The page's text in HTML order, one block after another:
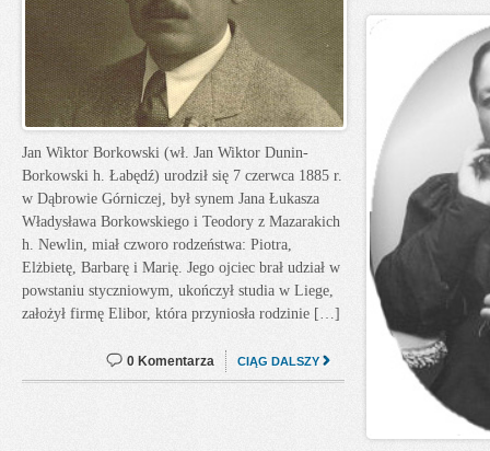
Jan Wiktor Borkowski (wł. Jan Wiktor Dunin-
Borkowski h. Łabędź) urodził się 7 czerwca 1885 r.
w Dąbrowie Górniczej, był synem Jana Łukasza
Władysława Borkowskiego i Teodory z Mazarakich
h. Newlin, miał czworo rodzeństwa: Piotra,
Elżbietę, Barbarę i Marię. Jego ojciec brał udział w
powstaniu styczniowym, ukończył studia w Liege,
założył firmę Elibor, która przyniosła rodzinie […]
CIĄG DALSZY
0 Komentarza